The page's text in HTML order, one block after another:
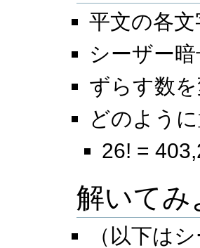
平文の各
シーザー
ずらす数
どのよう
26! =
解いてみ
（以下は